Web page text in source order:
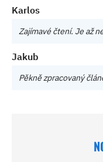
Karlos
Zajímavé čtení. Je až
Jakub
Pěkně zpracovaný